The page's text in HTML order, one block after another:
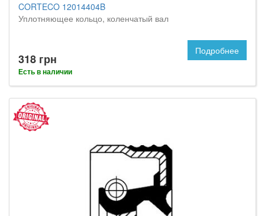
CORTECO 12014404B
Уплотняющее кольцо, коленчатый вал
318 грн
Есть в наличии
Подробнее